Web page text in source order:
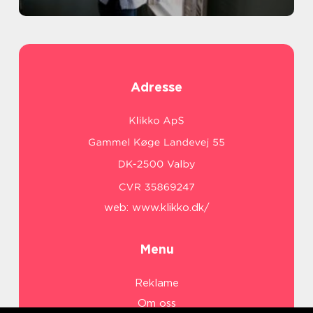
Adresse
web: www.klikko.dk/
Menu
Reklame
Om oss